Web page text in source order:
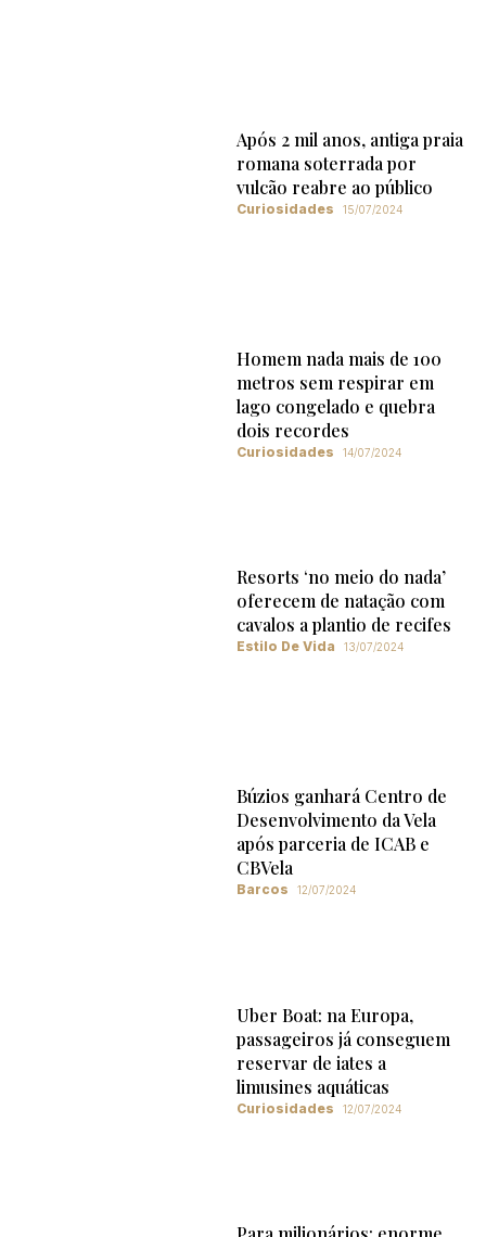
Após 2 mil anos, antiga praia
romana soterrada por
vulcão reabre ao público
Curiosidades 15/07/2024
Homem nada mais de 100
metros sem respirar em
lago congelado e quebra
dois recordes
Curiosidades 14/07/2024
Resorts ‘no meio do nada’
oferecem de natação com
cavalos a plantio de recifes
Estilo De Vida 13/07/2024
Búzios ganhará Centro de
Desenvolvimento da Vela
após parceria de ICAB e
CBVela
Barcos 12/07/2024
Uber Boat: na Europa,
passageiros já conseguem
reservar de iates a
limusines aquáticas
Curiosidades 12/07/2024